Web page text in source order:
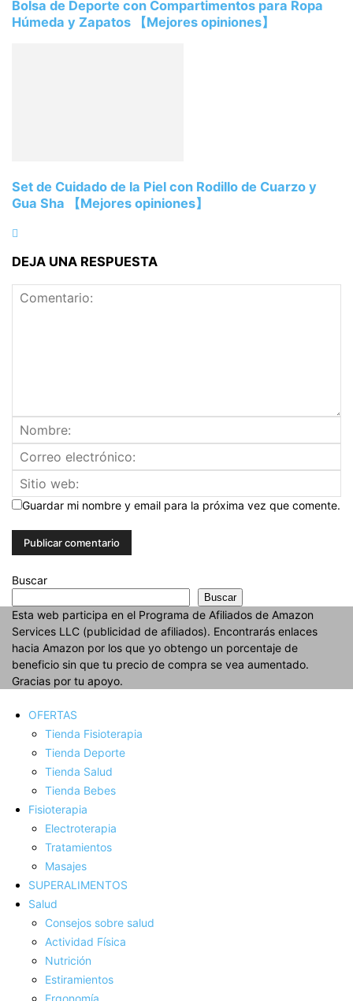
Bolsa de Deporte con Compartimentos para Ropa
Húmeda y Zapatos 【Mejores opiniones】
Set de Cuidado de la Piel con Rodillo de Cuarzo y
Gua Sha 【Mejores opiniones】
DEJA UNA RESPUESTA
Guardar mi nombre y email para la próxima vez que comente.
Buscar
Buscar
Esta web participa en el Programa de Afiliados de Amazon
Services LLC (publicidad de afiliados). Encontrarás enlaces
hacia Amazon por los que yo obtengo un porcentaje de
beneficio sin que tu precio de compra se vea aumentado.
Gracias por tu apoyo.
OFERTAS
Tienda Fisioterapia
Tienda Deporte
Tienda Salud
Tienda Bebes
Fisioterapia
Electroterapia
Tratamientos
Masajes
SUPERALIMENTOS
Salud
Consejos sobre salud
Actividad Fí­sica
Nutrición
Estiramientos
Ergonomí­a